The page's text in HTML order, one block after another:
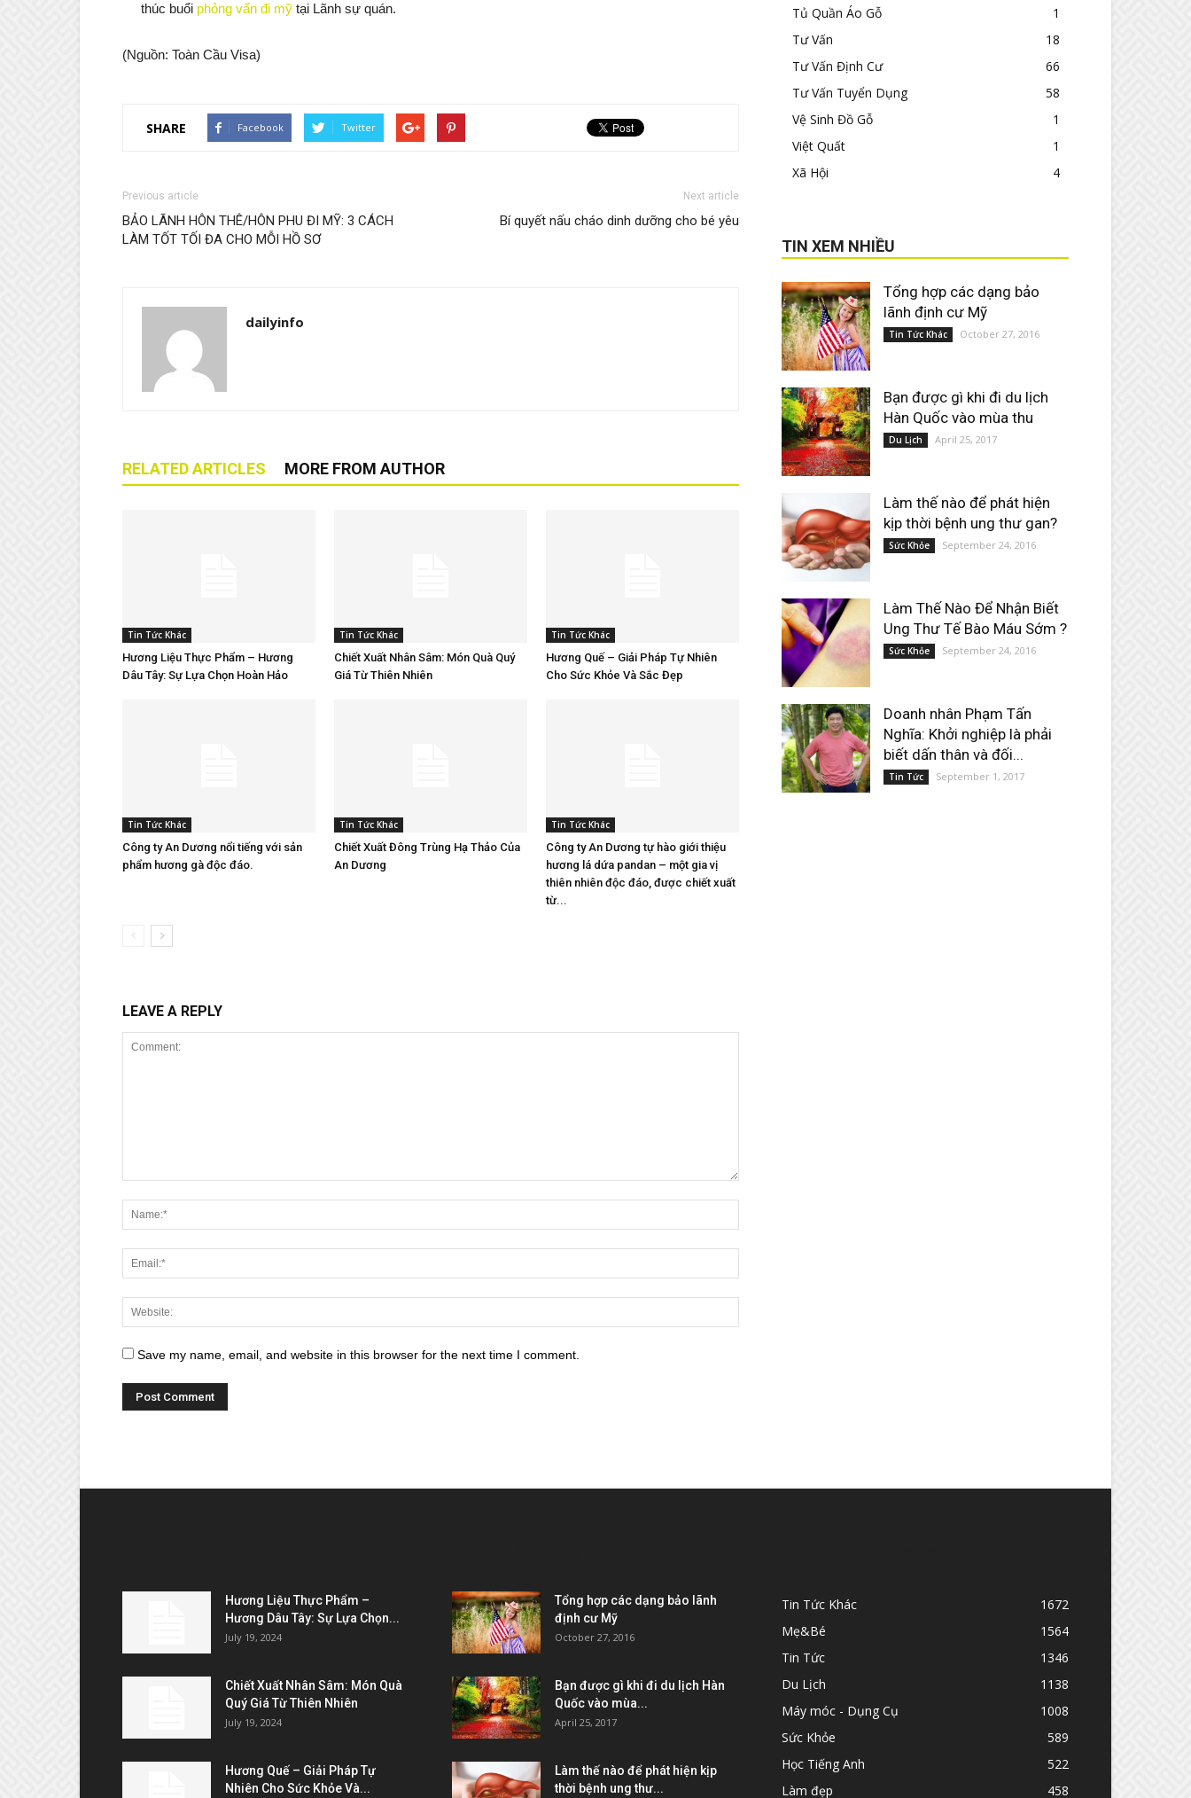
thúc buổi phỏng vấn đi mỹ tại Lãnh sự quán.
(Nguồn: Toàn Cầu Visa)
SHARE Facebook Twitter
Previous article
BẢO LÃNH HÔN THÊ/HÔN PHU ĐI MỸ: 3 CÁCH
LÀM TỐT TỐI ĐA CHO MỖI HỒ SƠ
Next article
Bí quyết nấu cháo dinh dưỡng cho bé yêu
dailyinfo
RELATED ARTICLES MORE FROM AUTHOR
Tin Tức Khác
Hương Liệu Thực Phẩm – Hương
Dâu Tây: Sự Lựa Chọn Hoàn Hảo
Tin Tức Khác
Chiết Xuất Nhân Sâm: Món Quà Quý
Giá Từ Thiên Nhiên
Tin Tức Khác
Hương Quế – Giải Pháp Tự Nhiên
Cho Sức Khỏe Và Sắc Đẹp
Tin Tức Khác
Công ty An Dương nổi tiếng với sản
phẩm hương gà độc đáo.
Tin Tức Khác
Chiết Xuất Đông Trùng Hạ Thảo Của
An Dương
Tin Tức Khác
Công ty An Dương tự hào giới thiệu
hương lá dứa pandan – một gia vị
thiên nhiên độc đáo, được chiết xuất
từ...
LEAVE A REPLY
Save my name, email, and website in this browser for the next time I comment.
Tủ Quần Áo Gỗ
1
Tư Vấn
18
Tư Vấn Định Cư
66
Tư Vấn Tuyển Dụng
58
Vệ Sinh Đồ Gỗ
1
Việt Quất
1
Xã Hội
4
TIN XEM NHIỀU
Tổng hợp các dạng bảo
lãnh định cư Mỹ
Tin Tức Khác October 27, 2016
Bạn được gì khi đi du lịch
Hàn Quốc vào mùa thu
Du Lịch April 25, 2017
Làm thế nào để phát hiện
kịp thời bệnh ung thư gan?
Sức Khỏe September 24, 2016
Làm Thế Nào Để Nhận Biết
Ung Thư Tế Bào Máu Sớm ?
Sức Khỏe September 24, 2016
Doanh nhân Phạm Tấn
Nghĩa: Khởi nghiệp là phải
biết dấn thân và đối...
Tin Tức September 1, 2017
Hương Liệu Thực Phẩm –
Hương Dâu Tây: Sự Lựa Chọn...
July 19, 2024
Chiết Xuất Nhân Sâm: Món Quà
Quý Giá Từ Thiên Nhiên
July 19, 2024
Hương Quế – Giải Pháp Tự
Nhiên Cho Sức Khỏe Và...
Tổng hợp các dạng bảo lãnh
định cư Mỹ
October 27, 2016
Bạn được gì khi đi du lịch Hàn
Quốc vào mùa...
April 25, 2017
Làm thế nào để phát hiện kịp
thời bệnh ung thư...
Tin Tức Khác
1672
Mẹ&Bé
1564
Tin Tức
1346
Du Lịch
1138
Máy móc - Dụng Cụ
1008
Sức Khỏe
589
Học Tiếng Anh
522
Làm đẹp
458